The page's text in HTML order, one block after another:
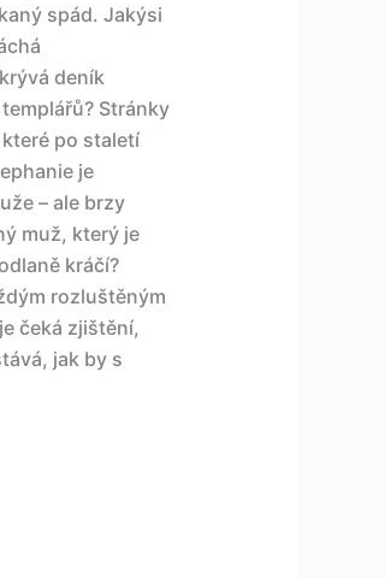
spád. Jakýsi
deník
Stránky
po staletí
je
– ale brzy
muž, který je
kráčí?
rozluštěným
čeká zjištění,
jak by s